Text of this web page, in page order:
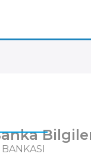
BANKASI